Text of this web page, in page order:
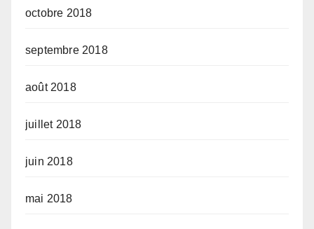
octobre 2018
septembre 2018
août 2018
juillet 2018
juin 2018
mai 2018